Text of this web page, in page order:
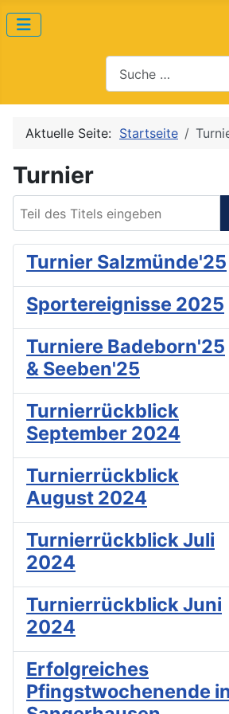
Aktuelle Seite: Startseite
Turnier
Turnier Salzmünde'25
Sportereignisse 2025
Turniere Badeborn'25
& Seeben'25
Turnierrückblick
September 2024
Turnierrückblick
August 2024
Turnierrückblick Juli
2024
Turnierrückblick Juni
2024
Erfolgreiches
Pfingstwochenende